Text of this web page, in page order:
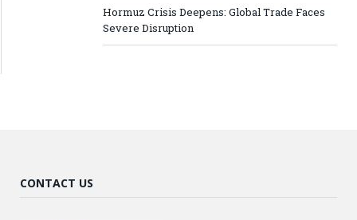
Hormuz Crisis Deepens: Global Trade Faces
Severe Disruption
CONTACT US